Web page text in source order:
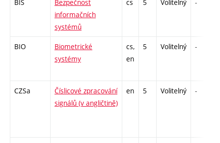
BIS
Bezpečnost
informačních
systémů
cs 5 Volitelný -
BIO
Biometrické
systémy
cs,
en
5 Volitelný -
CZSa
Číslicové zpracování
signálů (v angličtině)
en 5 Volitelný -